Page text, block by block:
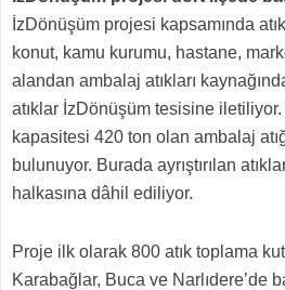
İzDönüşüm projesi kapsamında
konut, kamu kurumu, hastane,
alandan ambalaj atıkları
atıklar İzDönüşüm tesisine
kapasitesi 420 ton olan ambalaj
bulunuyor. Burada ayrıştırılan
halkasına dâhil ediliyor.
Proje ilk olarak 800 atık toplama
Karabağlar, Buca ve Narlıdere’de